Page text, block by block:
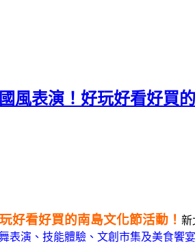
風表演！好玩好看好買
好看好買的南島文化節活動！ 新
表演、技能體驗、文創市集及美食